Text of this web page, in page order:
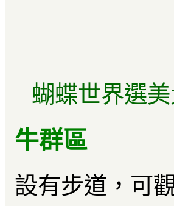
蝴蝶世界選
牛群區
設有步道，可